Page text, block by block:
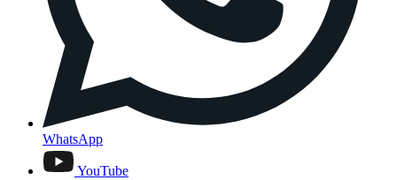
WhatsApp
YouTube